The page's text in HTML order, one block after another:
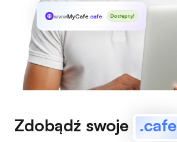
wwwMyCafe.cafe Dostępny!
Zdobądź swoje .cafe